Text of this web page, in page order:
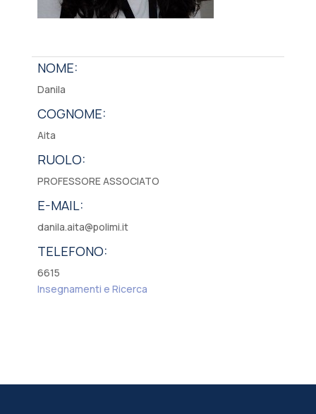
NOME:
Danila
COGNOME:
Aita
RUOLO:
PROFESSORE ASSOCIATO
E-MAIL:
danila.aita@polimi.it
TELEFONO:
6615
Insegnamenti e Ricerca